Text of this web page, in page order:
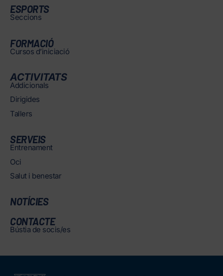
ESPORTS
Seccions
FORMACIÓ
Cursos d’iniciació
ACTIVITATS
Addicionals
Dirigides
Tallers
SERVEIS
Entrenament
Oci
Salut i benestar
NOTÍCIES
CONTACTE
Bústia de socis/es